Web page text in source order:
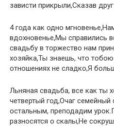
зависти прикрыли,Сказав
4 года как одно
вдохновенье,Мы справились
свадьбу в торжество нам
хозяйка,Ты знаешь, что
отношениях не сладко,Я
Льняная свадьба, все как ты
четвертый год,Очаг
остальным, преподадим
разносятся о скалы,Не